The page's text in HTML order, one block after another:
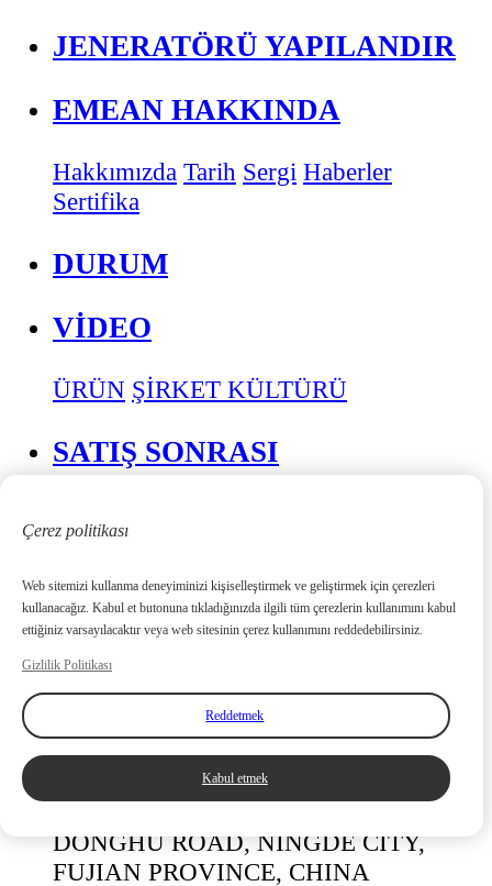
JENERATÖRÜ YAPILANDIR
EMEAN HAKKINDA
Hakkımızda Tarih Sergi Haberler
Sertifika
DURUM
VİDEO
ÜRÜN ŞİRKET KÜLTÜRÜ
SATIŞ SONRASI
FABRİKA:
No.20 JINCHENG YOLU, TIEHU
ENDÜSTRİYEL BÖLGESİ, FUAN
ŞEHRİ, FUJIAN Eyaleti, ÇİN
ULUSLARARASI SATIŞ
DEPARTMANI:
ROOM 703, BUILDING 3, AREA A,
DONGHU ROAD, NINGDE CITY,
FUJIAN PROVINCE, CHINA
Çerez politikası
Web sitemizi kullanma deneyiminizi kişiselleştirmek ve geliştirmek için çerezleri
kullanacağız. Kabul et butonuna tıkladığınızda ilgili tüm çerezlerin kullanımını kabul
ettiğiniz varsayılacaktır veya web sitesinin çerez kullanımını reddedebilirsiniz.
Gizlilik Politikası
Reddetmek
Kabul etmek